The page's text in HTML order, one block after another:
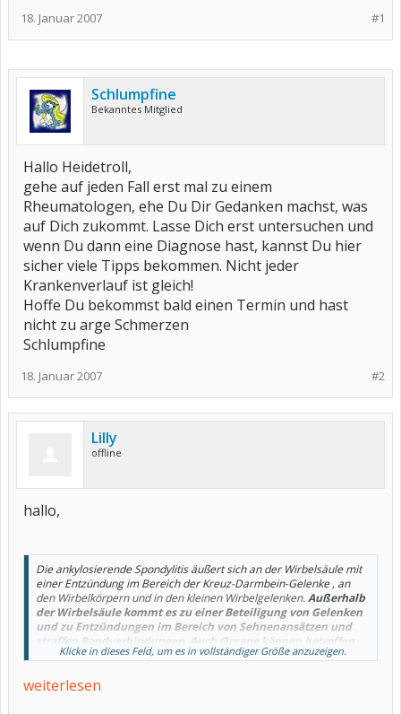
#1
18. Januar 2007
Schlumpfine
Bekanntes Mitglied
Hallo Heidetroll,
gehe auf jeden Fall erst mal zu einem
Rheumatologen, ehe Du Dir Gedanken machst, was
auf Dich zukommt. Lasse Dich erst untersuchen und
wenn Du dann eine Diagnose hast, kannst Du hier
sicher viele Tipps bekommen. Nicht jeder
Krankenverlauf ist gleich!
Hoffe Du bekommst bald einen Termin und hast
nicht zu arge Schmerzen
Schlumpfine
#2
18. Januar 2007
Lilly
offline
hallo,
Die ankylosierende Spondylitis äußert sich an der Wirbelsäule mit
einer Entzündung im Bereich der Kreuz-Darmbein-Gelenke , an
den Wirbelkörpern und in den kleinen Wirbelgelenken.Außerhalb
der Wirbelsäule kommt es zu einer Beteiligung von Gelenken
und zu Entzündungen im Bereich von Sehnenansätzen und
straffen Bandverbindungen. Auch Organe können betroffen
sein. Am häufigsten ist eine akute Regenbogenhaut-
Klicke in dieses Feld, um es in vollständiger Größe anzuzeigen.
weiterlesen